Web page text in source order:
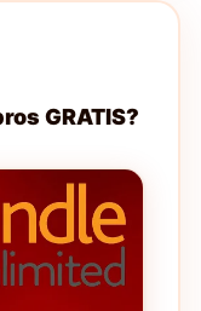
GRATIS?